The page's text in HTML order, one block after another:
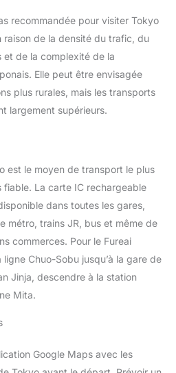
recommandée pour visiter Tokyo
raison de la densité du trafic, du
de la complexité de la
Elle peut être envisagée
plus rurales, mais les transports
largement supérieurs.
est le moyen de transport le plus
fiable. La carte IC rechargeable
dans toutes les gares,
métro, trains JR, bus et même de
commerces. Pour le Fureai
Chuo-Sobu jusqu’à la gare de
Jinja, descendre à la station
Mita.
Google Maps avec les